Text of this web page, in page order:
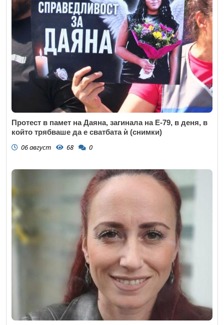
Протест в памет на Даяна, загинала на Е-79, в деня, в
който трябваше да е сватбата ѝ (снимки)
06 август 68 0